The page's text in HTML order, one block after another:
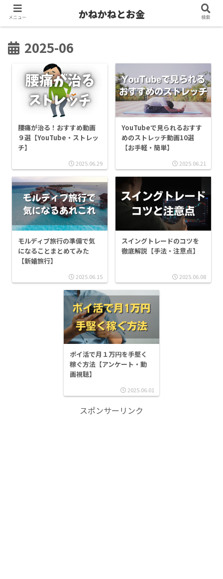
2025-06
腰痛が治る！おすすめ動画
９選【YouTube・ストレッ
チ】
2025.06.29
YouTubeで見られるおすす
めのストレッチ動画10選
【お手軽・簡単】
2025.06.21
モルディブ旅行の準備で気
になることまとめてみた
【新婚旅行】
2025.06.15
スイングトレードのコツを
徹底解説【手法・注意点】
2025.06.08
ポイ活で月１万円を手堅く
稼ぐ方法【アンケート・動
画視聴】
2025.06.01
スポンサーリンク
メニュー かねかねとお金 検索